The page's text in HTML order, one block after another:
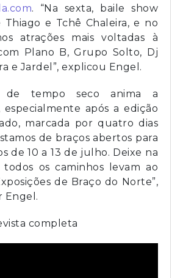
. “Na sexta, baile show
Thiago e Tchê Chaleira, e no
atrações mais voltadas à
Plano B, Grupo Solto, Dj
e Jardel”, explicou Engel.
de tempo seco anima a
especialmente após a edição
marcada por quatro dias
de braços abertos para
de 10 a 13 de julho. Deixe na
todos os caminhos levam ao
de Braço do Norte”,
Engel.
completa